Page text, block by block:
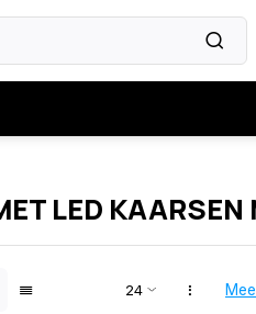
LED KAARSEN